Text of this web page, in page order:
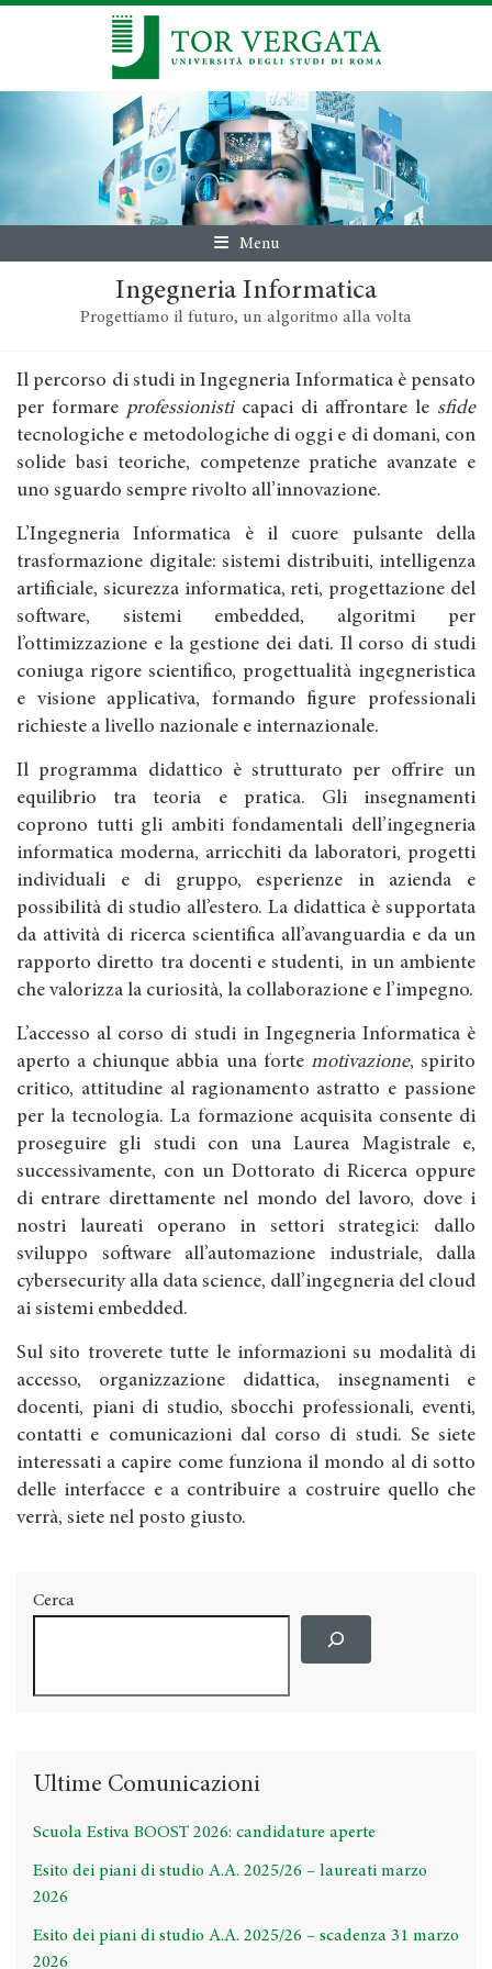
Menu
Ingegneria Informatica
Progettiamo il futuro, un algoritmo alla volta
Il percorso di studi in Ingegneria Informatica è pensato
per formare professionisticapaci di affrontare le sfide
tecnologiche e metodologiche di oggi e di domani, con
solide basi teoriche, competenze pratiche avanzate e
uno sguardo sempre rivolto all’innovazione.
L’Ingegneria Informatica è il cuore pulsante della
trasformazione digitale: sistemi distribuiti, intelligenza
artificiale, sicurezza informatica, reti, progettazione del
software, sistemi embedded, algoritmi per
l’ottimizzazione e la gestione dei dati. Il corso di studi
coniuga rigore scientifico, progettualità ingegneristica
e visione applicativa, formando figure professionali
richieste a livello nazionale e internazionale.
Il programma didattico è strutturato per offrire un
equilibrio tra teoria e pratica. Gli insegnamenti
coprono tutti gli ambiti fondamentali dell’ingegneria
informatica moderna, arricchiti da laboratori, progetti
individuali e di gruppo, esperienze in azienda e
possibilità di studio all’estero. La didattica è supportata
da attività di ricerca scientifica all’avanguardia e da un
rapporto diretto tra docenti e studenti, in un ambiente
che valorizza la curiosità, la collaborazione e l’impegno.
L’accesso al corso di studi in Ingegneria Informatica è
aperto a chiunque abbia una forte motivazione, spirito
critico, attitudine al ragionamento astratto e passione
per la tecnologia. La formazione acquisita consente di
proseguire gli studi con una Laurea Magistrale e,
successivamente, con un Dottorato di Ricerca oppure
di entrare direttamente nel mondo del lavoro, dove i
nostri laureati operano in settori strategici: dallo
sviluppo software all’automazione industriale, dalla
cybersecurity alla data science, dall’ingegneria del cloud
ai sistemi embedded.
Sul sito troverete tutte le informazioni su modalità di
accesso, organizzazione didattica, insegnamenti e
docenti, piani di studio, sbocchi professionali, eventi,
contatti e comunicazioni dal corso di studi. Se siete
interessati a capire come funziona il mondo al di sotto
delle interfacce e a contribuire a costruire quello che
verrà, siete nel posto giusto.
Cerca
Ultime Comunicazioni
Scuola Estiva BOOST 2026: candidature aperte
Esito dei piani di studio A.A. 2025/26 – laureati marzo
2026
Esito dei piani di studio A.A. 2025/26 – scadenza 31 marzo
2026